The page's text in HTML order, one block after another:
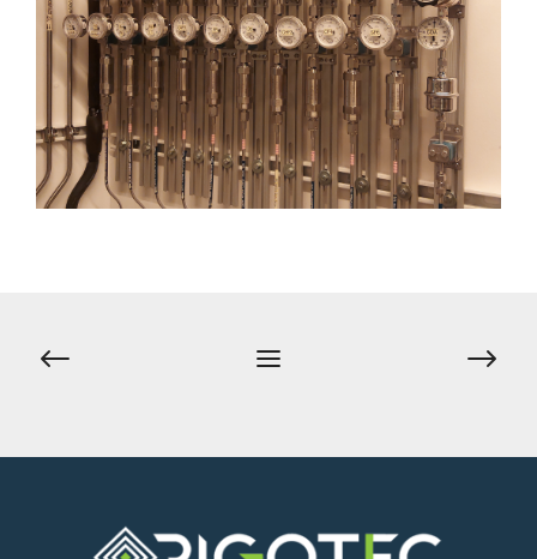
ניווט